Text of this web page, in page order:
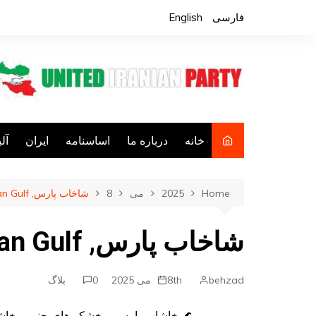
فارسی English
خانه درباره ما اساسنامه ایران
Home
2025 می 8 شاخاب پارس, Persian Gulf
شاخاب پارس, Persian Gulf
behzad 8th می 2025 0 بلاگ